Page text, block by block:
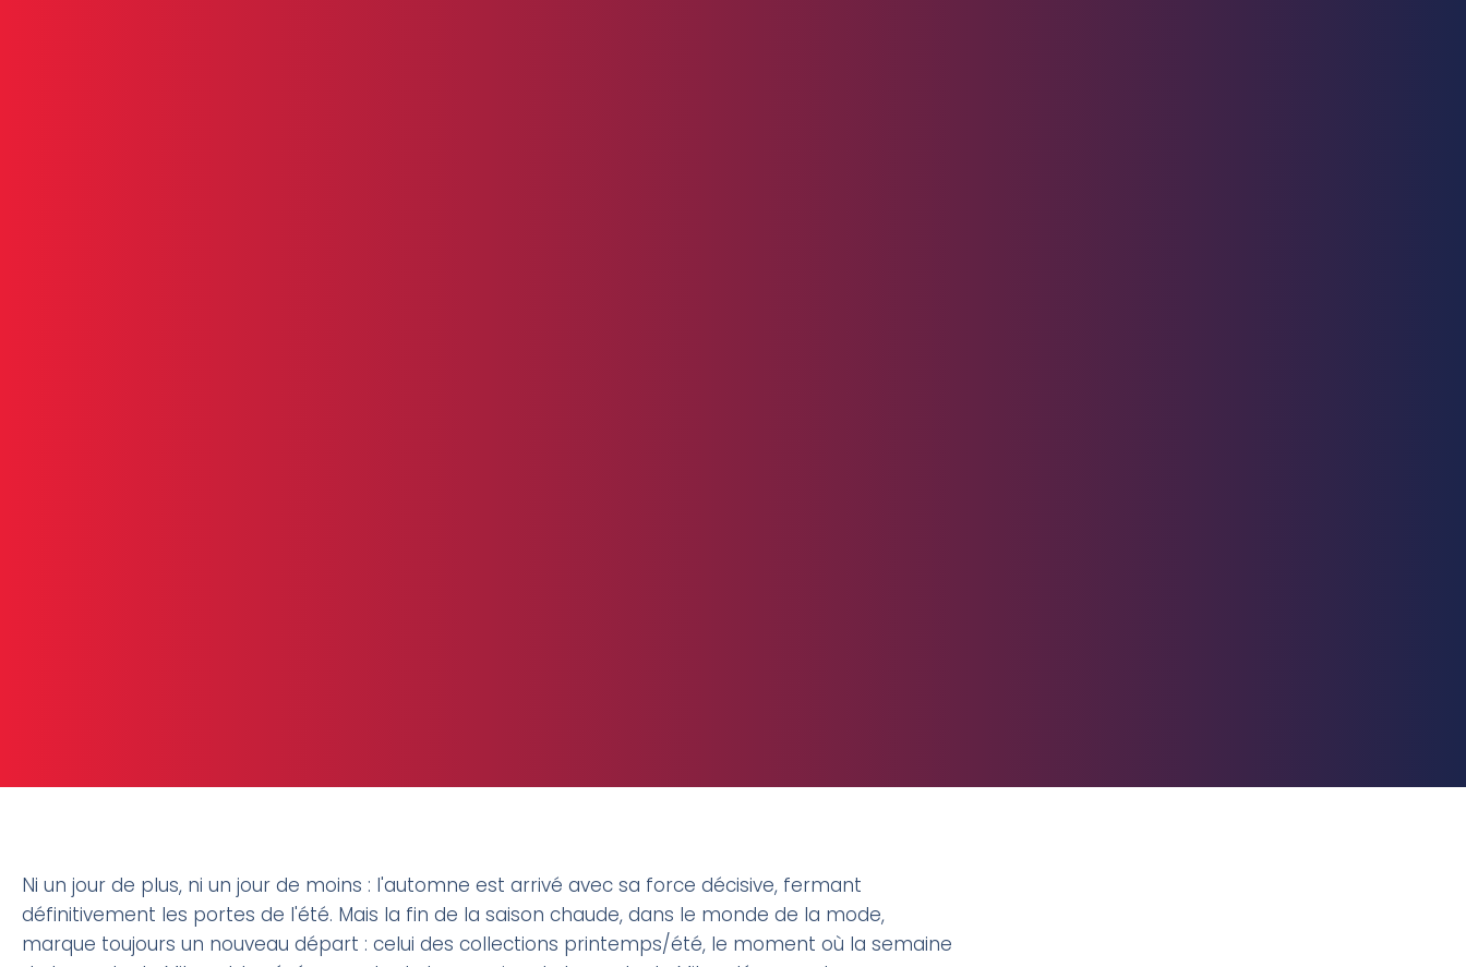
Ni un jour de plus, ni un jour de moins : l'automne est arrivé avec sa force décisive, fermant
définitivement les portes de l'été. Mais la fin de la saison chaude, dans le monde de la mode,
marque toujours un nouveau départ : celui des collections printemps/été, le moment où la semaine